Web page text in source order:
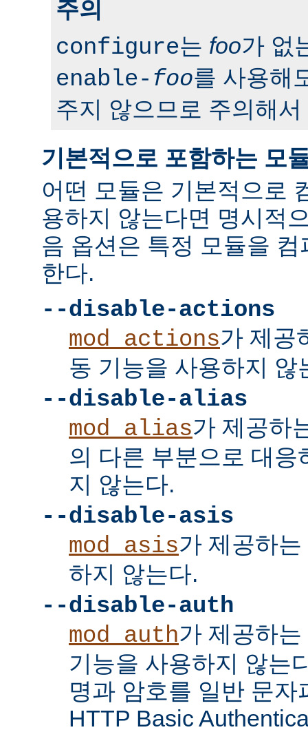
주의
configure는 foo가 없
enable- foo를 사용해
주지 않으므로 주의해
기본적으로 포함하는 모
어떤 모듈은 기본적으로
용하지 않는다면 명시적
음 옵션은 특정 모듈을
한다.
--disable-actions
mod_actions가 제공
동 기능을 사용하지 않
--disable-alias
mod_alias가 제공하
의 다른 부분으로 대응
지 않는다.
--disable-asis
mod_asis가 제공하
하지 않는다.
--disable-auth
mod_auth가 제공하
기능을 사용하지 않는
명과 암호를 일반 문자
HTTP Basic